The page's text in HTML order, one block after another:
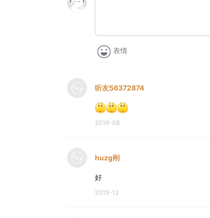
表情
听友56372874
2016-08
huzg刚
好
2015-12